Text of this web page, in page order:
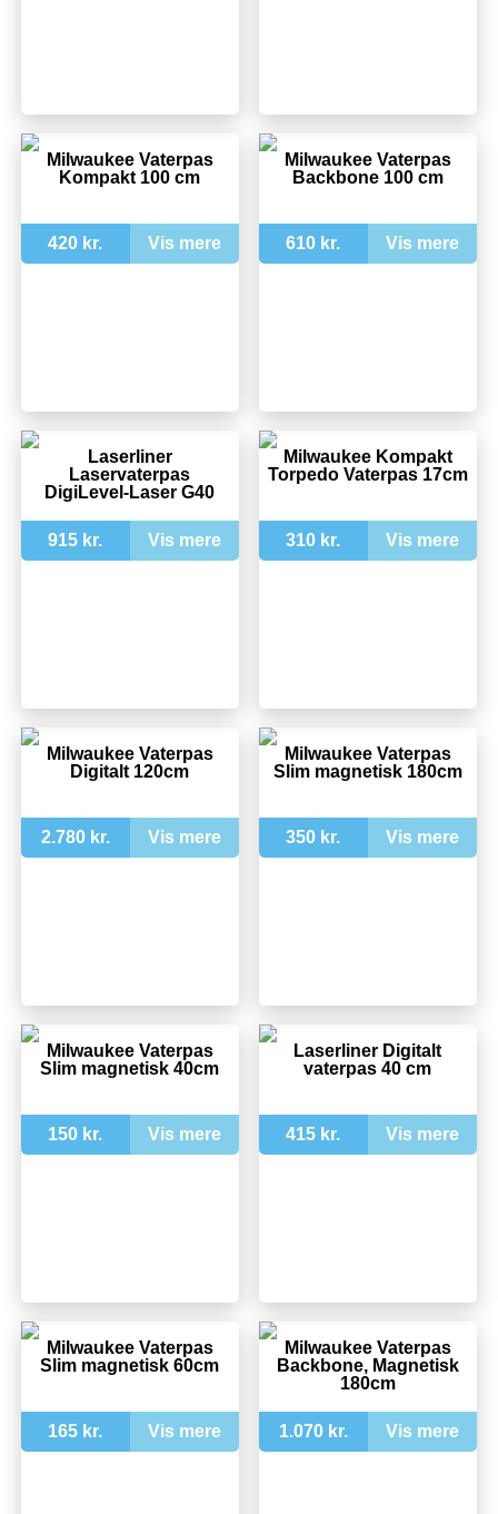
Milwaukee Vaterpas
Kompakt 100 cm
420 kr. Vis mere
Milwaukee Vaterpas
Backbone 100 cm
610 kr. Vis mere
Laserliner
Laservaterpas
DigiLevel-Laser G40
915 kr. Vis mere
Milwaukee Kompakt
Torpedo Vaterpas 17cm
310 kr. Vis mere
Milwaukee Vaterpas
Digitalt 120cm
2.780 kr. Vis mere
Milwaukee Vaterpas
Slim magnetisk 180cm
350 kr. Vis mere
Milwaukee Vaterpas
Slim magnetisk 40cm
150 kr. Vis mere
Laserliner Digitalt
vaterpas 40 cm
415 kr. Vis mere
Milwaukee Vaterpas
Slim magnetisk 60cm
165 kr. Vis mere
Milwaukee Vaterpas
Backbone, Magnetisk
180cm
1.070 kr. Vis mere